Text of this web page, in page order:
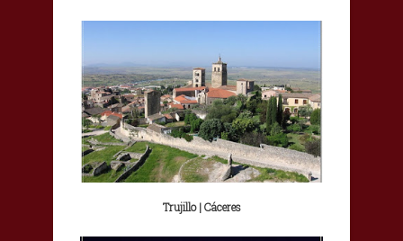
Trujillo | Cáceres